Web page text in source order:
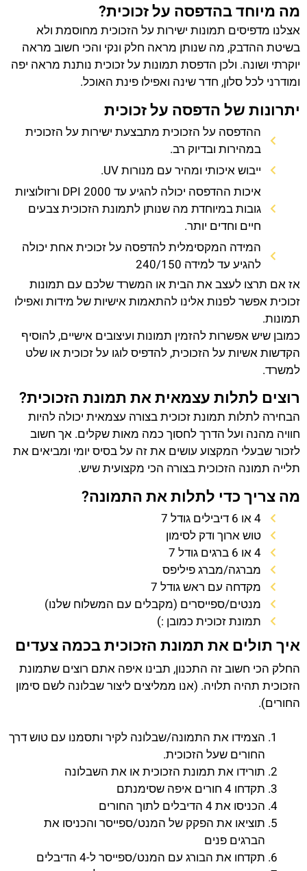
מה מיוחד בהדפסה על זכוכית?
אצלנו מדפיסים תמונות ישירות על הזכוכית מחוסמת ולא
בשיטת ההדבק, מה שנותן מראה חלק ונקי והכי חשוב מראה
יוקרתי ושונה. ולכן הדפסת תמונות על זכוכית נותנת מראה יפה
ומודרני לכל סלון, חדר שינה ואפילו פינת האוכל.
יתרונות של הדפסה על זכוכית
ההדפסה על הזכוכית מתבצעת ישירות על הזכוכית
במהירות ובדיוק רב.
ייבוש איכותי ומהיר עם מנורות UV.
איכות ההדפסה יכולה להגיע עד 2000 DPI ורזולוציות
גובות במיוחדת מה שנותן לתמונת הזכוכית צבעים
חיים וחדים יותר.
המידה המקסימלית להדפסה על זכוכית אחת יכולה
להגיע עד למידה 240/150
אז אם תרצו לעצב את הבית או המשרד שלכם עם תמונות
זכוכית אפשר לפנות אלינו להתאמות אישיות של מידות ואפילו
תמונות.
כמובן שיש אפשרות להזמין תמונות ועיצובים אישיים, להוסיף
הקדשות אשיות על הזכוכית, להדפיס לוגו על זכוכית או שלט
למשרד.
רוצים לתלות עצמאית את תמונת הזכוכית?
הבחירה לתלות תמונת זכוכית בצורה עצמאית יכולה להיות
חוויה מהנה ועל הדרך לחסוך כמה מאות שקלים. אך חשוב
לזכור שבעלי המקצוע עושים את זה על בסיס יומי ומביאים את
תלייה תמונה הזכוכית בצורה הכי מקצועית שיש.
מה צריך כדי לתלות את התמונה?
4 או 6 דיבילים גודל 7
טוש ארוך ודק לסימון
4 או 6 ברגים גודל 7
מברגה/מברג פיליפס
מקדחה עם ראש גודל 7
מנטים/ספייסרים (מקבלים עם המשלוח שלנו)
תמונת זכוכית כמובן :)
איך תולים את תמונת הזכוכית בכמה צעדים
החלק הכי חשוב זה התכנון, תבינו איפה אתם רוצים שתמונת
הזכוכית תהיה תלויה. (אנו ממליצים ליצור שבלונה לשם סימון
החורים).
הצמידו את התמונה/שבלונה לקיר ותסמנו עם טוש דרך
החורים שעל הזכוכית.
תורידו את תמונת הזכוכית או את השבלונה
תקדחו 4 חורים איפה שסימנתם
הכניסו את 4 הדיבלים לתוך החורים
תוציאו את הפקק של המנט/ספייסר והכניסו את
הברגים פנים
תקדחו את הבורג עם המנט/ספייסר ל-4 הדיבלים